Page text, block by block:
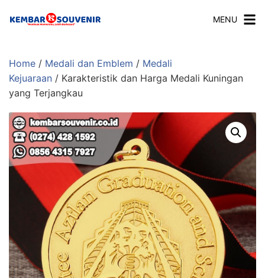
MENU
Home / Medali dan Emblem / Medali
Kejuaraan / Karakteristik dan Harga Medali Kuningan
yang Terjangkau